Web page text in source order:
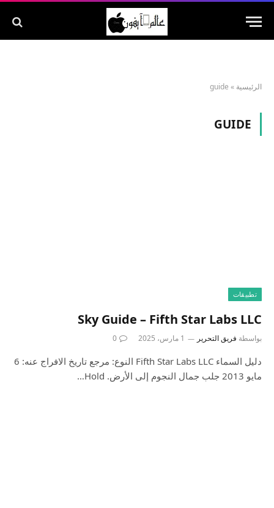
الرئيسية »
guide
GUIDE
تطبيقات
Sky Guide – Fifth Star Labs LLC
بواسطة فريق التحرير 1 مارس، 2025 0
دليل السماء Fifth Star Labs LLC النوع: مرجع تاريخ الافراج عنه: 6
مايو 2013 جلب جمال النجوم إلى الأرض. Hold…